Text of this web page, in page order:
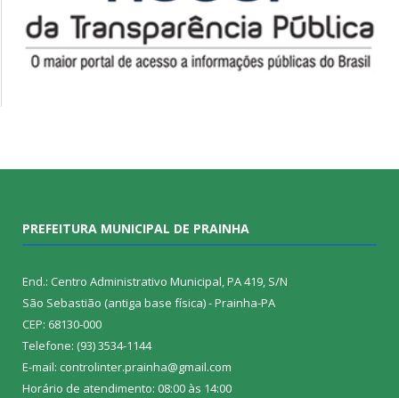
PREFEITURA MUNICIPAL DE PRAINHA
End.: Centro Administrativo Municipal, PA 419, S/N
São Sebastião (antiga base física) - Prainha-PA
CEP: 68130-000
Telefone: (93) 3534-1144
E-mail: controlinter.prainha@gmail.com
Horário de atendimento: 08:00 às 14:00